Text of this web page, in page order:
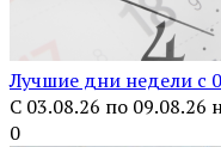
Лучшие дни недели с
С 03.08.26 по 09.08.26
0